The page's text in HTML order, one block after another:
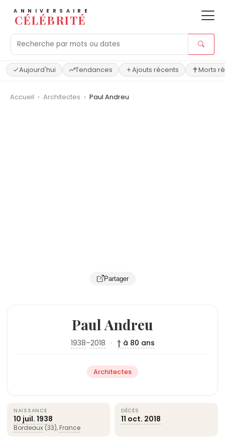
ANNIVERSAIRE
CÉLÉBRITÉ
Aujourd'hui Tendances Ajouts récents Morts
Accueil › Architectes › Paul Andreu
Partager
Paul Andreu
1938–2018 · † à 80 ans
Architectes
NAISSANCE
10 juil. 1938
Bordeaux (33), France
DÉCÈS
11 oct. 2018